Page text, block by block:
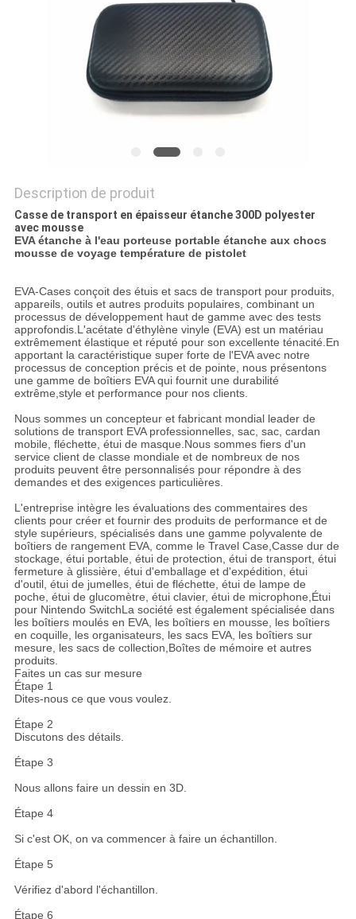
Description de produit
Casse de transport en épaisseur étanche 300D polyester
avec mousse
EVA étanche à l'eau porteuse portable étanche aux chocs
mousse de voyage température de pistolet
EVA-Cases conçoit des étuis et sacs de transport pour produits,
appareils, outils et autres produits populaires, combinant un
processus de développement haut de gamme avec des tests
approfondis.L'acétate d'éthylène vinyle (EVA) est un matériau
extrêmement élastique et réputé pour son excellente ténacité.En
apportant la caractéristique super forte de l'EVA avec notre
processus de conception précis et de pointe, nous présentons
une gamme de boîtiers EVA qui fournit une durabilité
extrême,style et performance pour nos clients.
Nous sommes un concepteur et fabricant mondial leader de
solutions de transport EVA professionnelles, sac, sac, cardan
mobile, fléchette, étui de masque.Nous sommes fiers d'un
service client de classe mondiale et de nombreux de nos
produits peuvent être personnalisés pour répondre à des
demandes et des exigences particulières.
L'entreprise intègre les évaluations des commentaires des
clients pour créer et fournir des produits de performance et de
style supérieurs, spécialisés dans une gamme polyvalente de
boîtiers de rangement EVA, comme le Travel Case,Casse dur de
stockage, étui portable, étui de protection, étui de transport, étui
fermeture à glissière, étui d'emballage et d'expédition, étui
d'outil, étui de jumelles, étui de fléchette, étui de lampe de
poche, étui de glucomètre, étui clavier, étui de microphone,Étui
pour Nintendo SwitchLa société est également spécialisée dans
les boîtiers moulés en EVA, les boîtiers en mousse, les boîtiers
en coquille, les organisateurs, les sacs EVA, les boîtiers sur
mesure, les sacs de collection,Boîtes de mémoire et autres
produits.
Faites un cas sur mesure
Étape 1
Dites-nous ce que vous voulez.
Étape 2
Discutons des détails.
Étape 3
Nous allons faire un dessin en 3D.
Étape 4
Si c'est OK, on va commencer à faire un échantillon.
Étape 5
Vérifiez d'abord l'échantillon.
Étape 6